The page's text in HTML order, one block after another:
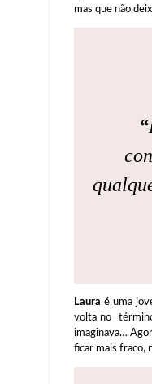
mas que não
“
Laura é uma
volta no
imaginava…
ficar mais fraco,